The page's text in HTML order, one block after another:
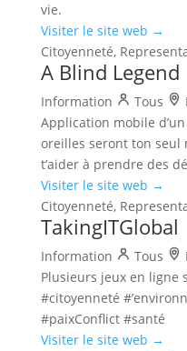
vie.
Visiter le site web →
Citoyenneté,
A Blind Legend
Information Tous
Application mobile
oreilles seront ton seul
t’aider à prendre des
Visiter le site web →
Citoyenneté,
TakingITGlobal
Information Tous
Plusieurs jeux en ligne
#citoyenneté
#paixConflict #santé
Visiter le site web →